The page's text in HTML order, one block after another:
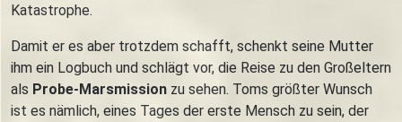
Katastrophe.
Damit er es aber trotzdem schafft, schenkt seine Mutter
ihm ein Logbuch und schlägt vor, die Reise zu den Großeltern
als Probe-Marsmission zu sehen. Toms größter Wunsch
ist es nämlich, eines Tages der erste Mensch zu sein, der